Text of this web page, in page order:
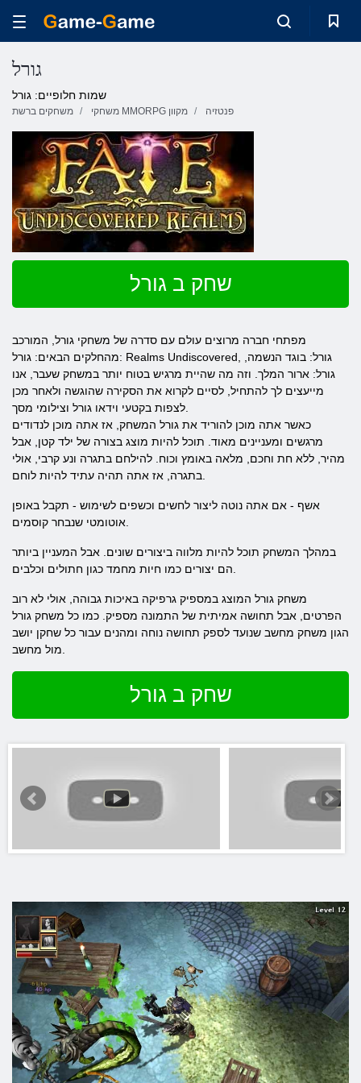
גורל
שמות חלופיים: גורל
משחקים ברשת משחקי MMORPG מקוון פנטזיה
שחק ב גורל
מפתחי חברה מרוצים עולם עם סדרה של משחקי גורל, המורכב
מהחלקים הבאים: גורל: Realms Undiscovered, גורל: בוגד הנשמה,
גורל: ארור המלך. וזה מה שהיית מרגיש בטוח יותר במשחק שעבר, אנו
מייעצים לך להתחיל, לסיים לקרוא את הסקירה שהוגשה ולאחר מכן
כאשר אתה מוכן להוריד את גורל המשחק, אז אתה מוכן לנדודים
מרגשים ומעניינים מאוד. תוכל להיות מוצג בצורה של ילד קטן, אבל
מהיר, ללא חת וחכם, מלאה באומץ וכוח. להילחם בתגרה ונע קרבי, אולי
אשף - אם אתה נוטה ליצור לחשים וכשפים לשימוש - תקבל באופן
במהלך המשחק תוכל להיות מלווה ביצורים שונים. אבל המעניין ביותר
משחק גורל המוצג במספיק גרפיקה באיכות גבוהה, אולי לא רוב
הפרטים, אבל תחושה אמיתית של התמונה מספיק. כמו כל משחק גורל
הגון משחק מחשב שנועד לספק תחושה נוחה ומהנים עבור כל שחקן יושב
שחק ב גורל